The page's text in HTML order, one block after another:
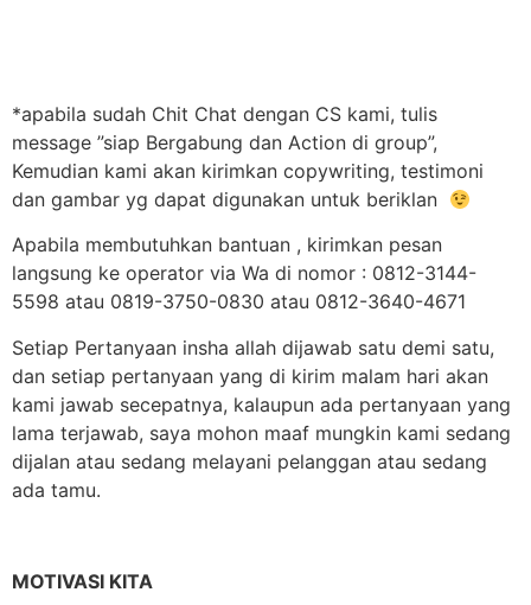
*apabila sudah Chit Chat dengan CS kami, tulis
message ”siap Bergabung dan Action di group”,
Kemudian kami akan kirimkan copywriting, testimoni
dan gambar yg dapat digunakan untuk beriklan
Apabila membutuhkan bantuan , kirimkan pesan
langsung ke operator via Wa di nomor : 0812-3144-
5598 atau 0819-3750-0830 atau 0812-3640-4671
Setiap Pertanyaan insha allah dijawab satu demi satu,
dan setiap pertanyaan yang di kirim malam hari akan
kami jawab secepatnya, kalaupun ada pertanyaan yang
lama terjawab, saya mohon maaf mungkin kami sedang
dijalan atau sedang melayani pelanggan atau sedang
ada tamu.
MOTIVASI KITA